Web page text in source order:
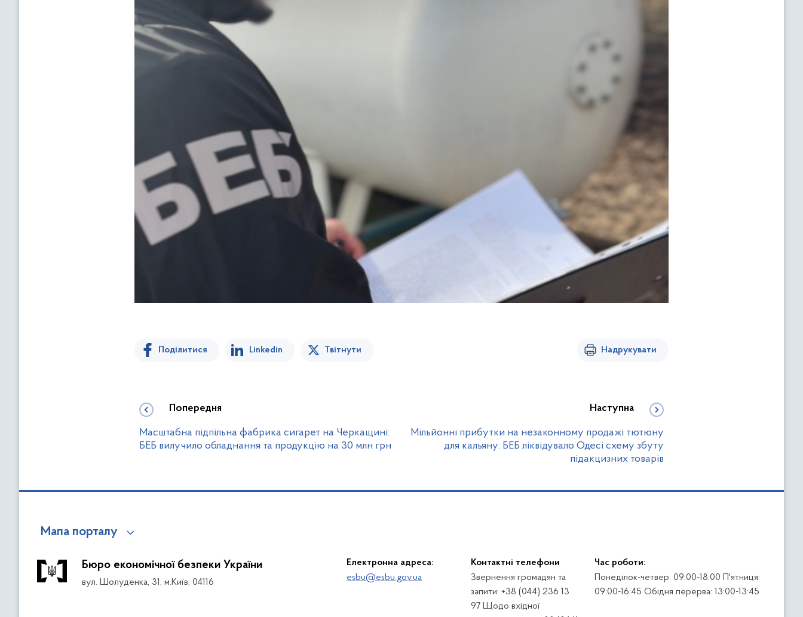
Поділитися Linkedin Твітнути Надрукувати
Попередня
Масштабна підпільна фабрика сигарет на Черкащині:
БЕБ вилучило обладнання та продукцію на 30 млн грн
Наступна
Мільйонні прибутки на незаконному продажі тютюну
для кальяну: БЕБ ліквідувало Одесі схему збуту
підакцизних товарів
Мапа порталу
Бюро економічної безпеки України
вул. Шолуденка, 31, м.Київ, 04116
Електронна адреса:
esbu@esbu.gov.ua
Контактні телефони
Звернення громадян та
запити: +38 (044) 236 13
97 Щодо вхідної
Час роботи:
Понеділок-четвер: 09:00-18:00 П'ятниця:
09:00-16:45 Обідня перерва: 13:00-13:45